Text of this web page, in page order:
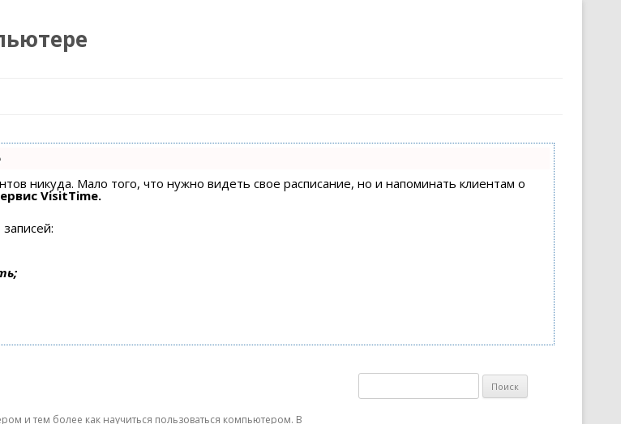
никуда. Мало того, что нужно видеть свое расписание, но и напоминать клиентам о
VisitTime.
и тем более как научиться пользоваться компьютером. В